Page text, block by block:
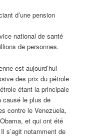
d’une pension
national de santé
de personnes.
est aujourd’hui
des prix du pétrole
étant la principale
causé le plus de
contre le Venezuela,
et qui ont été
s’agit notamment de